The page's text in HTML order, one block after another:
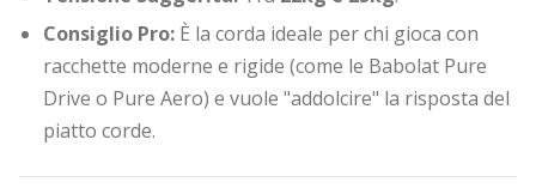
Consiglio Pro: È la corda ideale per chi gioca con
racchette moderne e rigide (come le Babolat Pure
Drive o Pure Aero) e vuole "addolcire" la risposta del
piatto corde.